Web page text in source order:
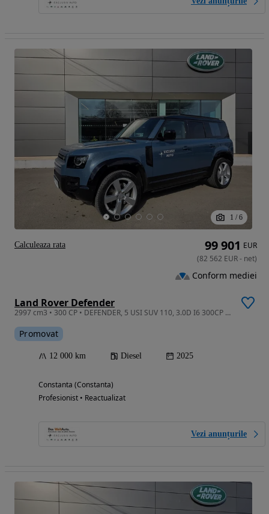
1 / 6
Land Rover Defender
2997 cm3 • 300 CP • DEFENDER, 5 USI SUV 110, 3.0D I6 300CP AWD Auto MHEV
Promovat
12 000 km Diesel 2025
Constanta (Constanta)
Profesionist • Reactualizat
Vezi anunțurile
99 901 EUR
(82 562 EUR- net)
Conform mediei
Calculeaza rata